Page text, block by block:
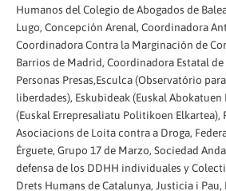
Humanos del Colegio de Abogados de
Lugo, Concepción Arenal, Coordinadora
Coordinadora Contra la Marginación de
Barrios de Madrid, Coordinadora Estatal
Personas Presas,Esculca (Observatório
liberdades), Eskubideak (Euskal Abokatuen
(Euskal Errepresaliatu Politikoen Elkartea),
Asociacions de Loita contra a Droga,
Érguete, Grupo 17 de Marzo, Sociedad
defensa de los DDHH individuales y
Drets Humans de Catalunya, Justicia i